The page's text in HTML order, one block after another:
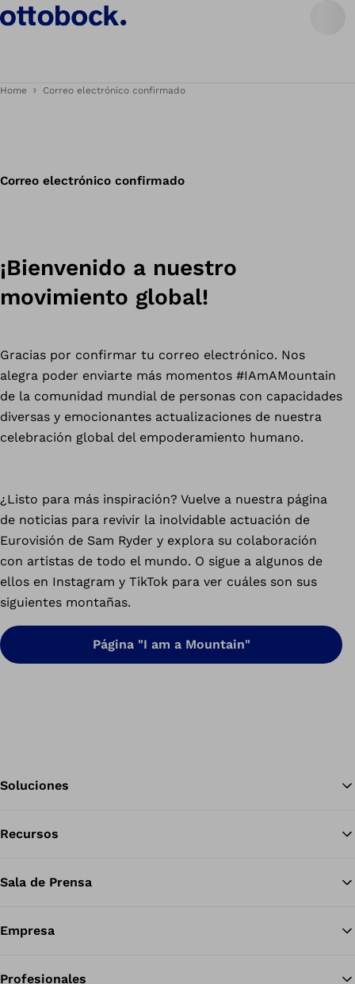
Home Correo electrónico confirmado
Correo electrónico confirmado
¡Bienvenido a nuestro
movimiento global!
Gracias por confirmar tu correo electrónico. Nos
alegra poder enviarte más momentos #IAmAMountain
de la comunidad mundial de personas con capacidades
diversas y emocionantes actualizaciones de nuestra
celebración global del empoderamiento humano.
¿Listo para más inspiración? Vuelve a nuestra página
de noticias para revivir la inolvidable actuación de
Eurovisión de Sam Ryder y explora su colaboración
con artistas de todo el mundo. O sigue a algunos de
ellos en Instagram y TikTok para ver cuáles son sus
siguientes montañas.
Página "I am a Mountain"
Soluciones
Recursos
Sala de Prensa
Empresa
Profesionales